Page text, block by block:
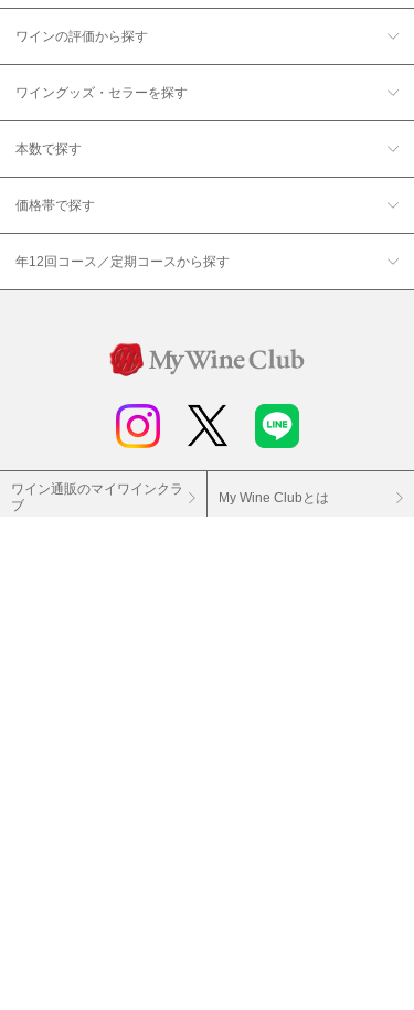
ワインの評価から探す
ワイングッズ・セラーを探す
本数で探す
価格帯で探す
年12回コース／定期コースから探す
ワイン通販のマイワインクラ
ブ
My Wine Clubとは